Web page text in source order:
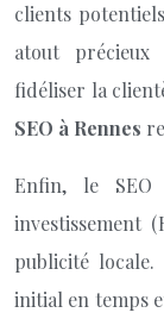
clients
atout
fidéliser la
SEO à Rennes
Enfin, le
investissement
publicité locale.
initial en temps